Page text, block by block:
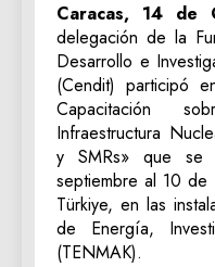
Caracas, 14 de
delegación de la
Desarrollo e
(Cendit) participó
Capacitación
Infraestructura
y SMRs» que
septiembre al 10
Türkiye, en las
de Energía,
(TENMAK).